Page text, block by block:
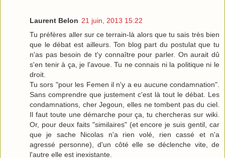
Laurent Belon 21 juin, 2013 15:22
Tu préfères aller sur ce terrain-là alors que tu sais très bien
que le débat est ailleurs. Ton blog part du postulat que tu
n'as pas besoin de t'y connaître pour parler. On aurait dû
s'en tenir à ça, je l'avoue. Tu ne connais ni la politique ni le
droit.
Tu sors "pour les Femen il n'y a eu aucune condamnation".
Sans comprendre que justement c'est là tout le débat. Les
condamnations, cher Jegoun, elles ne tombent pas du ciel.
Il faut toute une démarche pour ça, tu chercheras sur wiki.
Or, pour deux faits "similaires" (et encore je suis gentil, car
que je sache Nicolas n'a rien volé, rien cassé et n'a
agressé personne), d'un côté elle se déclenche vite, de
l'autre elle est inexistante.